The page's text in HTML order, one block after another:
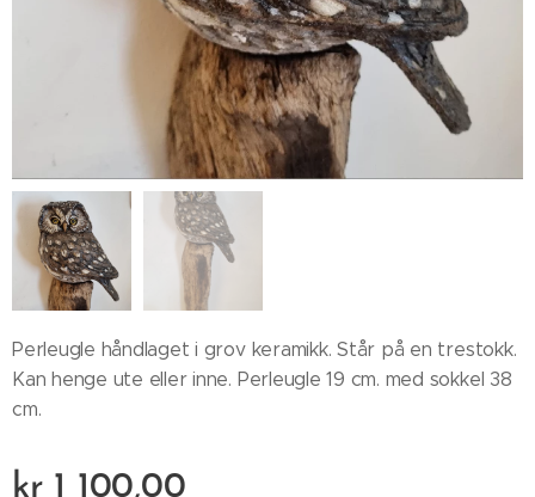
Perleugle håndlaget i grov keramikk. Står på en trestokk.
Kan henge ute eller inne. Perleugle 19 cm. med sokkel 38
cm.
kr 1 100,00